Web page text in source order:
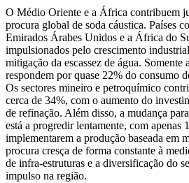
O Médio Oriente e a África contribuem
procura global de soda cáustica. Países
Emirados Árabes Unidos e a África do
impulsionados pelo crescimento
mitigação da escassez de água. Somente
respondem por quase 22% do consumo
Os sectores mineiro e petroquímico
cerca de 34%, com o aumento do
de refinação. Além disso, a mudança
está a progredir lentamente, com apenas
implementarem a produção baseada em
procura cresça de forma constante à
de infra-estruturas e a diversificação do
impulso na região.